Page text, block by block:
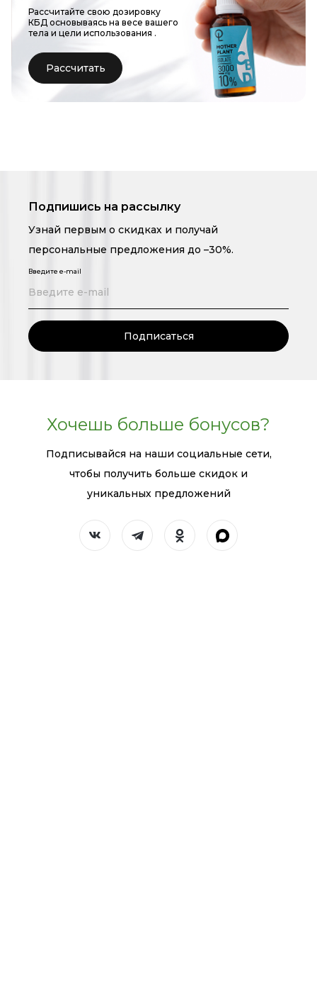
Рассчитайте свою дозировку
КБД основываясь на весе вашего
тела и цели использования .
Рассчитать
Подпишись на рассылку
Узнай первым о скидках и получай
персональные предложения до –30%.
Введите e-mail
Подписаться
Хочешь больше бонусов?
Подписывайся на наши социальные сети,
чтобы получить больше скидок и
уникальных предложений